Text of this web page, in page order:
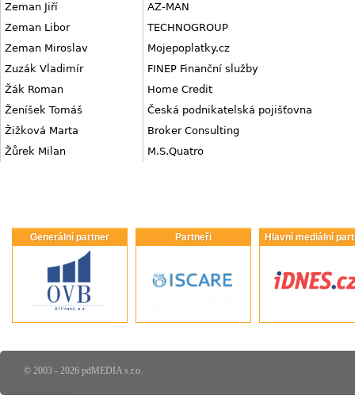
Zeman Jiří
AZ-MAN
Zeman Libor
TECHNOGROUP
Zeman Miroslav
Mojepoplatky.cz
Zuzák Vladimír
FINEP Finanční služby
Žák Roman
Home Credit
Ženíšek Tomáš
Česká podnikatelská pojišťovna
Žižková Marta
Broker Consulting
Žůrek Milan
M.S.Quatro
Generální partner Partneři Hlavní mediální
© 2003 - 2026 pdMEDIA s.r.o.